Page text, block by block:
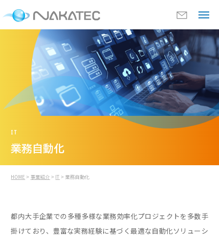
IT
業務自動化
HOME > 事業紹介 > IT > 業務自動化
都内大手企業での多種多様な業務効率化プロジェクトを多数手
掛けており、 豊富な実務経験に基づく最適な自動化ソリューシ